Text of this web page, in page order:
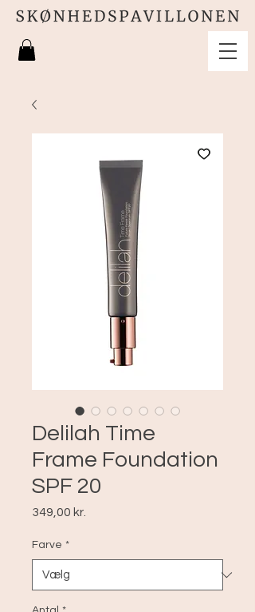
Delilah Time
Frame Foundation
SPF 20
349,00 kr.
Farve *